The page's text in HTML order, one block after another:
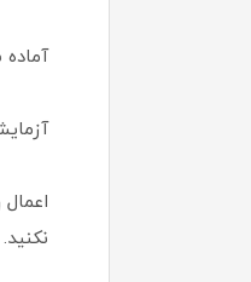
آماده
نکنید.